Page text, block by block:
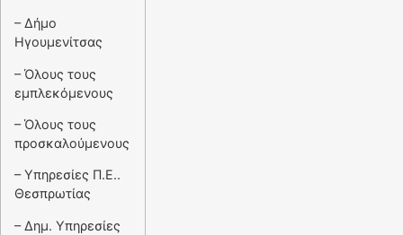
– Δήμο
Ηγουμενίτσας
– Όλους τους
εμπλεκόμενους
– Όλους τους
προσκαλούμενους
– Υπηρεσίες Π.Ε..
Θεσπρωτίας
– Δημ. Υπηρεσίες